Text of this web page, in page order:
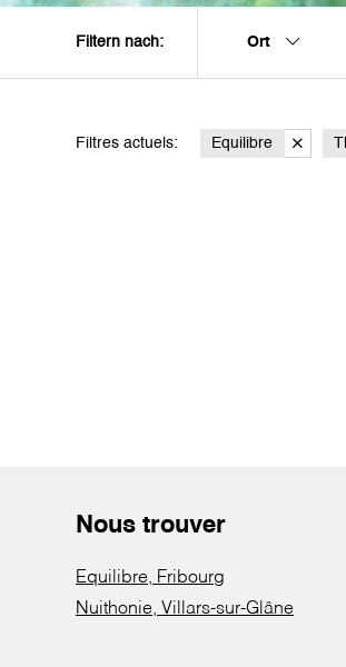
Filtern nach: Ort
Filtres actuels: Equilibre
Nous trouver
Equilibre, Fribourg
Nuithonie, Villars-sur-Glâne